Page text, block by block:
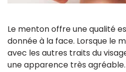
Le menton offre une qualité
donnée à la face. Lorsque le
avec les autres traits du
une apparence très agréable.